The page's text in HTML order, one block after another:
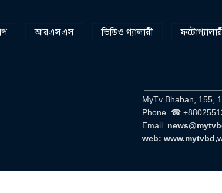
আরএসএস ভিডিও গ্যালারী
MyTv Bhaban, 155,
Phone. ☎
Email.
web: